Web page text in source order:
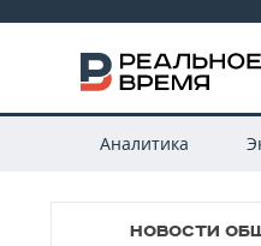
Аналитика
НОВОСТИ